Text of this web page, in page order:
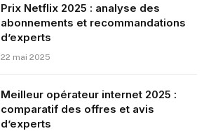
Prix Netflix 2025 : analyse des
abonnements et recommandations
d’experts
22 mai 2025
Meilleur opérateur internet 2025 :
comparatif des offres et avis
d’experts